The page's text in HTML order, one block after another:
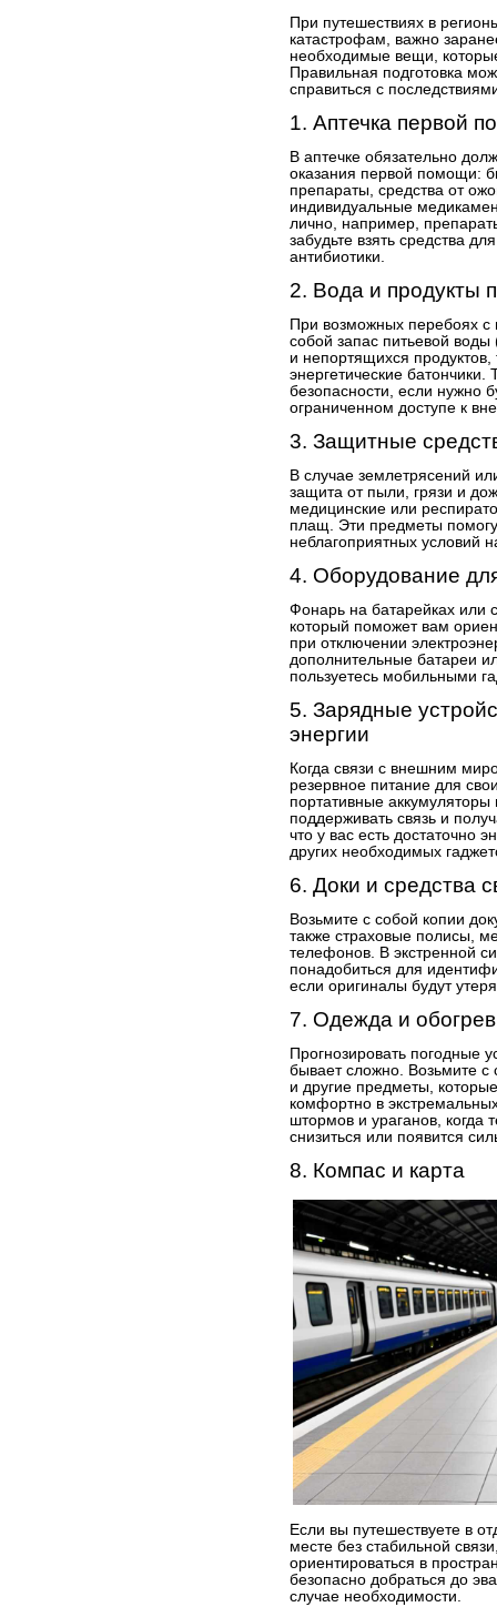
При путешествиях в
катастрофам, важно
необходимые вещи,
Правильная подготовка
справиться с
1. Аптечка первой
В аптечке обязательно
оказания первой помощи:
препараты, средства от
индивидуальные
лично, например,
забудьте взять средства
антибиотики.
2. Вода и продукты
При возможных перебоях
собой запас питьевой
и непортящихся продуктов,
энергетические батончики.
безопасности, если нужно
ограниченном доступе к
3. Защитные
В случае землетрясений
защита от пыли, грязи и
медицинские или
плащ. Эти предметы
неблагоприятных условий
4. Оборудование
Фонарь на батарейках или
который поможет вам
при отключении
дополнительные батареи
пользуетесь мобильными
5. Зарядные
энергии
Когда связи с внешним
резервное питание для
портативные
поддерживать связь и
что у вас есть достаточно
других необходимых
6. Доки и средства
Возьмите с собой копии
также страховые полисы,
телефонов. В экстренной
понадобиться для
если оригиналы будут
7. Одежда и обогрев
Прогнозировать погодные
бывает сложно. Возьмите с
и другие предметы,
комфортно в
штормов и ураганов, когда
снизиться или появится
8. Компас и карта
Если вы путешествуете в
месте без стабильной
ориентироваться в
безопасно добраться до
случае необходимости.